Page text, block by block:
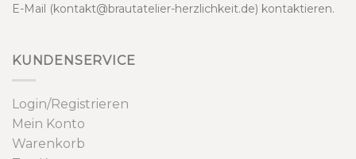
E-Mail (kontakt@brautatelier-herzlichkeit.de) kontaktieren.
KUNDENSERVICE
Login/Registrieren
Mein Konto
Warenkorb